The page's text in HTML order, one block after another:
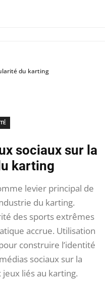
du karting
sociaux sur la
karting
levier principal de
du karting.
des sports extrêmes
accrue. Utilisation
construire l’identité
sociaux sur la
liés au karting.